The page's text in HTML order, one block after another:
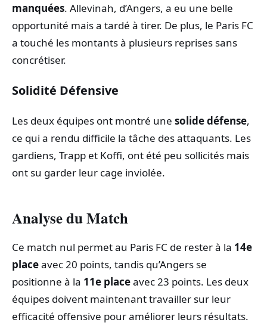
manquées. Allevinah, d’Angers, a eu une belle
opportunité mais a tardé à tirer. De plus, le Paris FC
a touché les montants à plusieurs reprises sans
concrétiser.
Solidité Défensive
Les deux équipes ont montré une solide défense,
ce qui a rendu difficile la tâche des attaquants. Les
gardiens, Trapp et Koffi, ont été peu sollicités mais
ont su garder leur cage inviolée.
Analyse du Match
Ce match nul permet au Paris FC de rester à la 14e
placeavec 20 points, tandis qu’Angers se
positionne à la 11e placeavec 23 points. Les deux
équipes doivent maintenant travailler sur leur
efficacité offensive pour améliorer leurs résultats.